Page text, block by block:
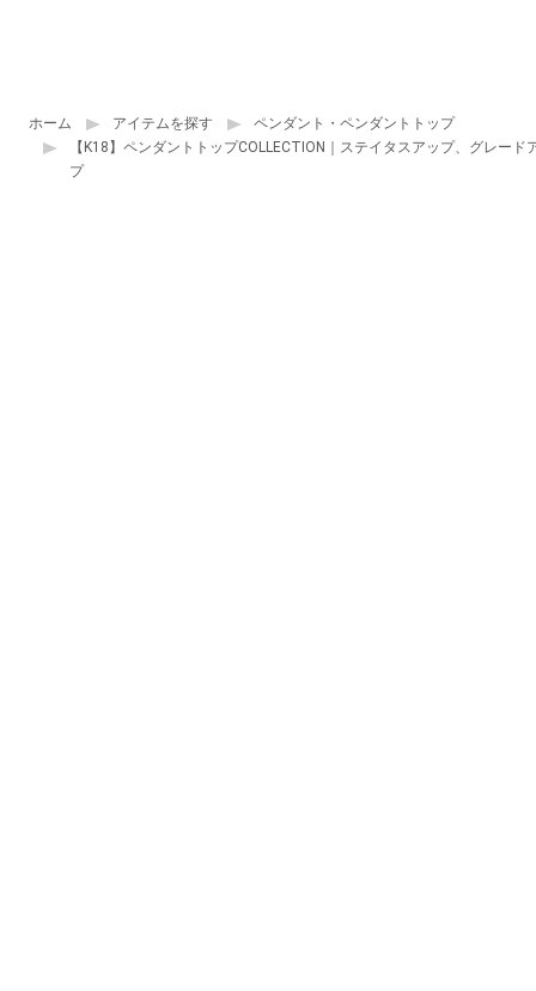
ホーム アイテムを探す
ペンダント・ペンダントトップ
【K18】ペンダントトップCOLLECTION｜ステイタスアップ、グレード
プ